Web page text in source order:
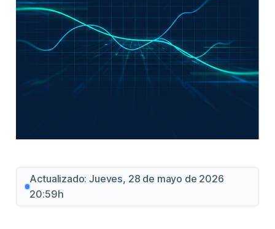
Actualizado: Jueves, 28 de mayo de 2026
20:59h